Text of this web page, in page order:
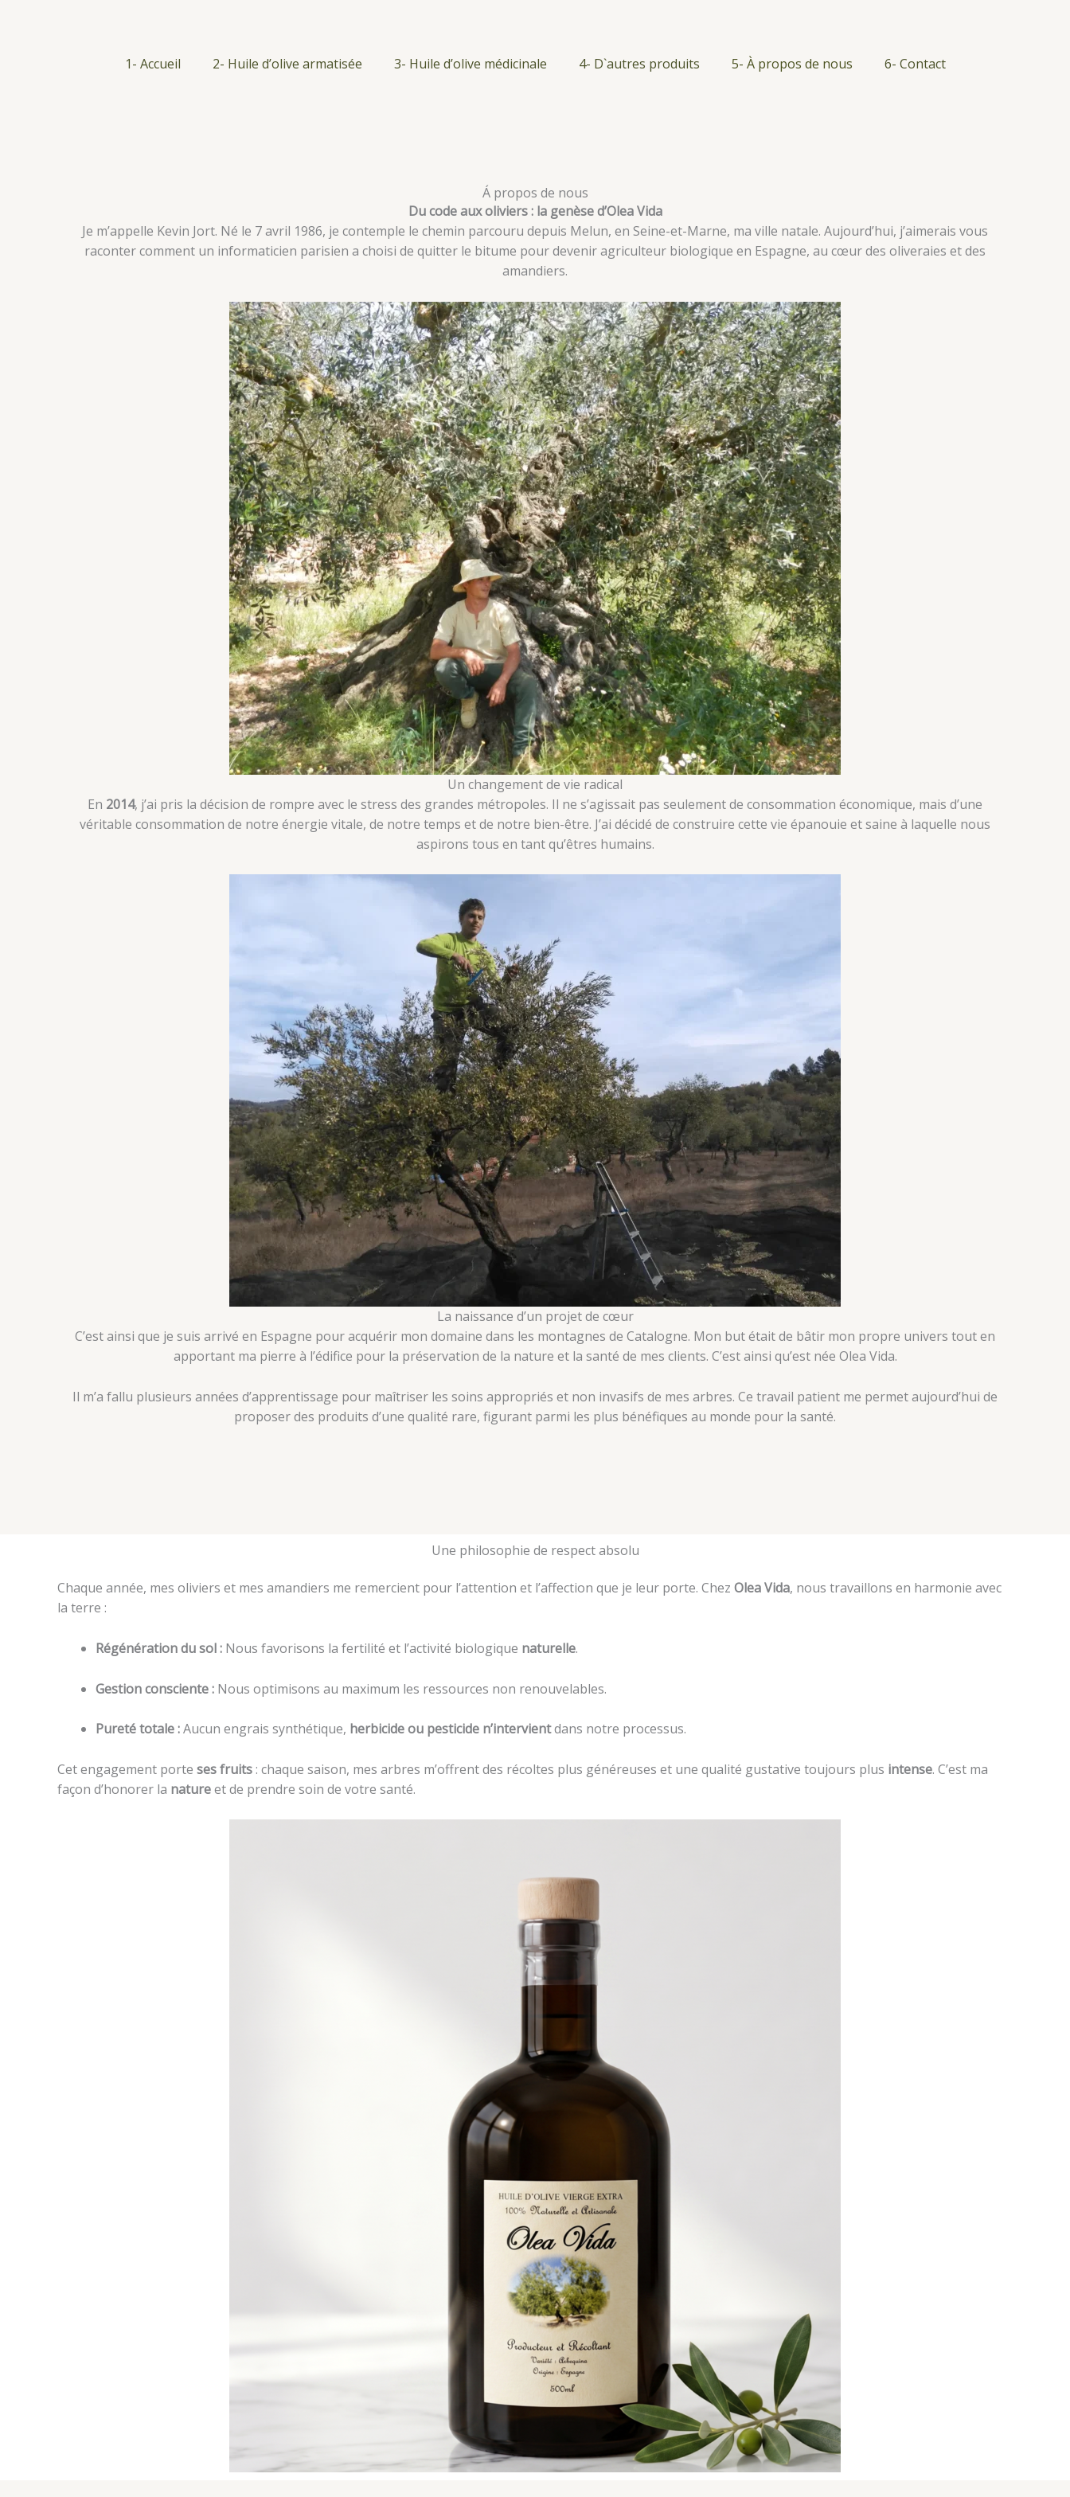
1- Accueil
2- Huile d’olive armatisée 3- Huile d’olive médicinale 4- D`autres produits 5- À propos de nous 6- Contact
Á propos de nous
Du code aux oliviers : la genèse d’Olea Vida
Je m’appelle Kevin Jort. Né le 7 avril 1986, je contemple le chemin parcouru depuis Melun, en Seine-et-Marne, ma ville natale. Aujourd’hui, j’aimerais vous
raconter comment un informaticien parisien a choisi de quitter le bitume pour devenir agriculteur biologique en Espagne, au cœur des oliveraies et des
amandiers.
Un changement de vie radical
En 2014, j’ai pris la décision de rompre avec le stress des grandes métropoles. Il ne s’agissait pas seulement de consommation économique, mais d’une
véritable consommation de notre énergie vitale, de notre temps et de notre bien-être. J’ai décidé de construire cette vie épanouie et saine à laquelle nous
aspirons tous en tant qu’êtres humains.
La naissance d’un projet de cœur
C’est ainsi que je suis arrivé en Espagne pour acquérir mon domaine dans les montagnes de Catalogne. Mon but était de bâtir mon propre univers tout en
apportant ma pierre à l’édifice pour la préservation de la nature et la santé de mes clients. C’est ainsi qu’est née Olea Vida.
Il m’a fallu plusieurs années d’apprentissage pour maîtriser les soins appropriés et non invasifs de mes arbres. Ce travail patient me permet aujourd’hui de
proposer des produits d’une qualité rare, figurant parmi les plus bénéfiques au monde pour la santé.
Une philosophie de respect absolu
Chaque année, mes oliviers et mes amandiers me remercient pour l’attention et l’affection que je leur porte. Chez Olea Vida, nous travaillons en harmonie avec
la terre :
Régénération du sol : Nous favorisons la fertilité et l’activité biologique naturelle.
Gestion consciente : Nous optimisons au maximum les ressources non renouvelables.
Pureté totale :Aucun engrais synthétique, herbicide ou pesticide n’intervientdans notre processus.
Cet engagement porte ses fruits : chaque saison, mes arbres m’offrent des récoltes plus généreuses et une qualité gustative toujours plus intense. C’est ma
façon d’honorer la natureet de prendre soin de votre santé.